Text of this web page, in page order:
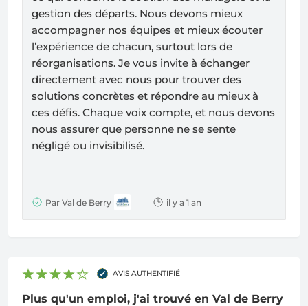
gestion des départs. Nous devons mieux
accompagner nos équipes et mieux écouter
l’expérience de chacun, surtout lors de
réorganisations. Je vous invite à échanger
directement avec nous pour trouver des
solutions concrètes et répondre au mieux à
ces défis. Chaque voix compte, et nous devons
nous assurer que personne ne se sente
négligé ou invisibilisé.
Par Val de Berry il y a 1 an
AVIS AUTHENTIFIÉ
Plus qu'un emploi, j'ai trouvé en Val de Berry